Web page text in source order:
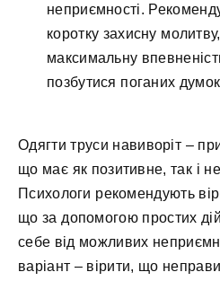
неприємності.
коротку захисну
максимальну
позбутися поганих
Одягти труси навиворіт –
що має як позитивне, так і
Психологи рекомендують
що за допомогою простих
себе від можливих
варіант – вірити, що